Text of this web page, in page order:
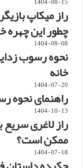
راز میکاپ
چطور این
1404-08-08
نحوه رسوب
خانه
1404-07-20
راهنمای نحوه
1404-10-13
راز لاغری
ممکن است؟
1404-07-18